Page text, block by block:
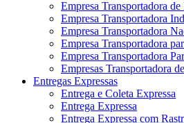
Empresa Transportadora
Empresa Transportadora
Empresa Transportadora
Empresa Transportadora
Empresa Transportadora
Empresas Transportadora
Entregas Expressas
Entrega e Coleta Expressa
Entrega Expressa
Entrega Expressa com